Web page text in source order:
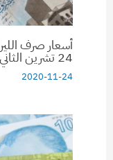
أسعار صرف
24 تشرين الثاني
2020-11-24